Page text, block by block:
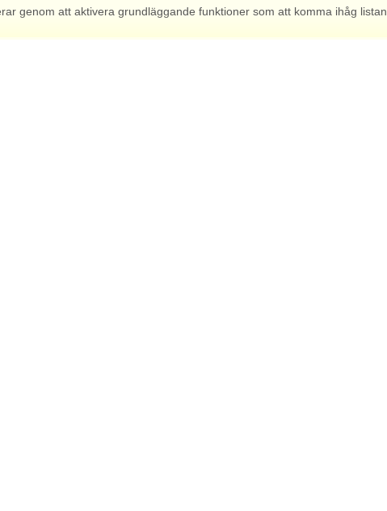
genom att aktivera grundläggande funktioner som att komma ihåg listan